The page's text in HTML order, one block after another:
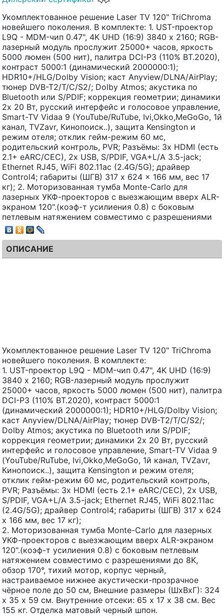
Укомплектованное решение Laser TV 120" TriChroma
новейшего поколения. В комплекте: 1. UST-проектор
L9Q - MDM-чип 0.47", 4K UHD (16:9) 3840 х 2160; RGB-
лазерный модуль прослужит 25000+ часов, яркость
5000 люмен (500 нит), палитра DCI-P3 (110% BT.2020),
контраст 5000:1 (динамический 2000000:1);
HDR10+/HLG/Dolby Vision; каст Anyview/DLNA/AirPlay;
тюнер DVB-T2/T/C/S2/; Dolby Atmos; акустика по
Bluetooth или S/PDIF; коррекция геометрии; динамики
2x 20 Вт, русский интерфейс и голосовое управление,
Smart-TV Vidaa 9 (YouTube/RuTube, Ivi,Okko,MeGoGo, 1й
канал, TVZavr, Кинопоиск..), защита Kensington и
режим отеля; отклик гейм-режим 60 мс,
родительский контроль, PVR; Разъёмы: 3x HDMI (есть
2.1+ eARC/CEC), 2x USB, S/PDIF, VGA+L/A 3.5-jack;
Ethernet RJ45, WiFi 802.11ac (2.4G/5G); драйвер
Control4; габариты (ШГВ) 317 x 624 x 166 мм, вес 17
кг); 2. Моторизованная тумба Monte-Carlo для
лазерных УКФ-проекторов с выезжающим вверх ALR-
экраном 120".(коэф-т усилиения 0.8) с боковым
петлевым натяжением совместимо с разрешениями
ОПИСАНИЕ
Укомплектованное решение Laser TV 120" TriChroma
новейшего поколения. В комплекте:
1. UST-проектор L9Q - MDM-чип 0.47", 4K UHD (16:9)
3840 х 2160; RGB-лазерный модуль прослужит
25000+ часов, яркость 5000 люмен (500 нит), палитра
DCI-P3 (110% BT.2020), контраст 5000:1
(динамический 2000000:1); HDR10+/HLG/Dolby Vision;
каст Anyview/DLNA/AirPlay; тюнер DVB-T2/T/C/S2/;
Dolby Atmos; акустика по Bluetooth или S/PDIF;
коррекция геометрии; динамики 2x 20 Вт, русский
интерфейс и голосовое управление, Smart-TV Vidaa 9
(YouTube/RuTube, Ivi,Okko,MeGoGo, 1й канал, TVZavr,
Кинопоиск..), защита Kensington и режим отеля;
отклик гейм-режим 60 мс, родительский контроль,
PVR; Разъёмы: 3x HDMI (есть 2.1+ eARC/CEC), 2x USB,
S/PDIF, VGA+L/A 3.5-jack; Ethernet RJ45, WiFi 802.11ac
(2.4G/5G); драйвер Control4; габариты (ШГВ) 317 x 624
x 166 мм, вес 17 кг);
2. Моторизованная тумба Monte-Carlo для лазерных
УКФ-проекторов с выезжающим вверх ALR-экраном
120".(коэф-т усилиения 0.8) с боковым петлевым
натяжением совместимо с разрешениями до 8K,
обзор 170°, тихий мотор, корпус черный,
настраиваемое нижнее акустически-прозрачное
чёрное поле до 50 см, Внешние размеры (ШхВхГ): 324
х 35 х 59 см. Внутренние отсеки: 65 х 17 х 38 см. Вес
155 кг. Отделка матовый черный шпон.